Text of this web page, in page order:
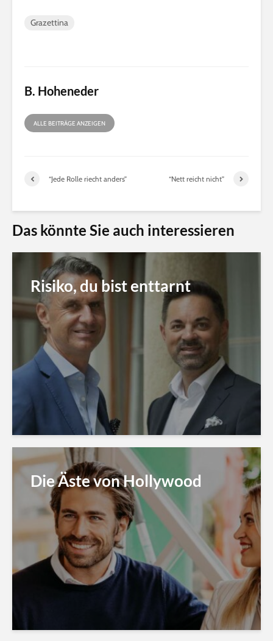
Grazettina
B. Hoheneder
ALLE BEITRÄGE ANZEIGEN
“Jede Rolle riecht anders” “Nett reicht nicht”
Das könnte Sie auch interessieren
Risiko, du bist enttarnt
Die Äste von Hollywood